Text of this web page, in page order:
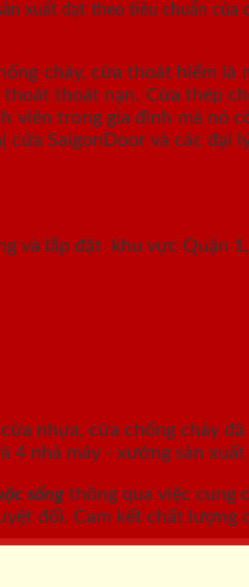
xuất đạt theo tiêu chuẩn
cháy, cửa thoát hiểm là
thoát nạn. Cửa thép
viên trong gia đình mà
SaigonDoor và các đại
và lắp đặt khu vực Quận
nhựa, cửa chống cháy đã
4 nhà máy - xưởng sản
sống thông qua việc cung
đối. Cam kết chất